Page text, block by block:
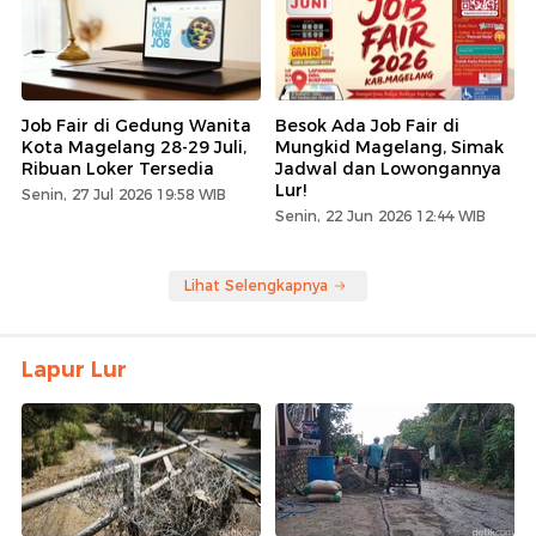
Job Fair di Gedung Wanita
Kota Magelang 28-29 Juli,
Ribuan Loker Tersedia
Senin, 27 Jul 2026 19:58 WIB
Besok Ada Job Fair di
Mungkid Magelang, Simak
Jadwal dan Lowongannya
Lur!
Senin, 22 Jun 2026 12:44 WIB
Lihat Selengkapnya
Lapur Lur